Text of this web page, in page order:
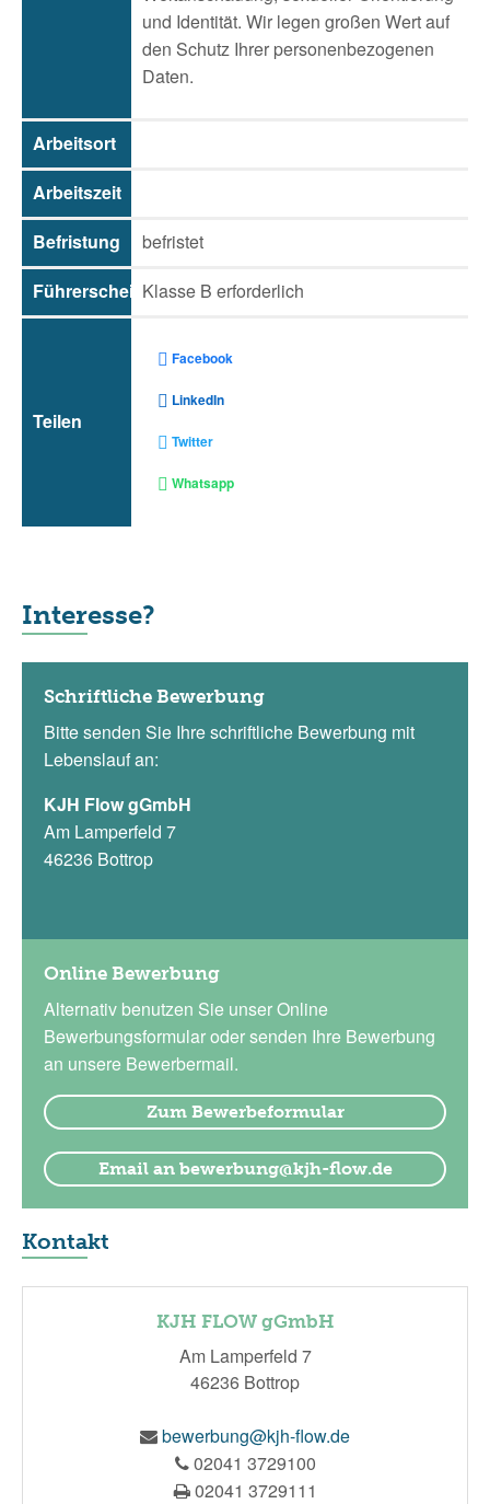
und Identität. Wir legen großen Wert auf
den Schutz Ihrer personenbezogenen
Daten.
Arbeitsort
Arbeitszeit
Befristung
befristet
FührerscheinKlasse B erforderlich
Teilen
Facebook
LinkedIn
Twitter
Whatsapp
Interesse?
Schriftliche Bewerbung
Bitte senden Sie Ihre schriftliche Bewerbung mit
Lebenslauf an:
KJH Flow gGmbH
Am Lamperfeld 7
46236 Bottrop
Online Bewerbung
Alternativ benutzen Sie unser Online
Bewerbungsformular oder senden Ihre Bewerbung
an unsere Bewerbermail.
Zum Bewerbeformular
Email an bewerbung@kjh-flow.de
Kontakt
KJH FLOW gGmbH
Am Lamperfeld 7
46236 Bottrop
bewerbung@kjh-flow.de
02041 3729100
02041 3729111